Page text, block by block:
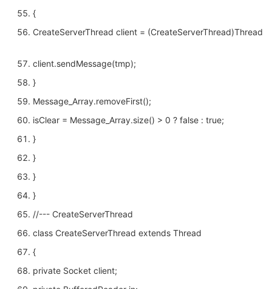
{
CreateServerThread client =
client.sendMessage(tmp);
}
Message_Array.removeFirst();
isClear = Message_Array.size() > 0 ? false : true;
}
}
}
}
//--- CreateServerThread
class CreateServerThread extends Thread
{
private Socket client;